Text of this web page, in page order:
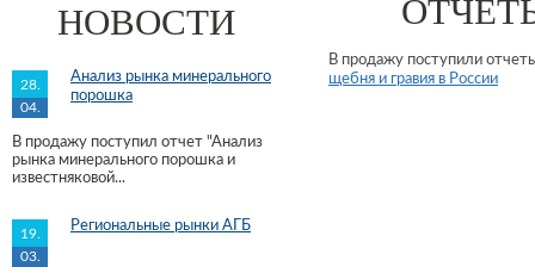
НОВОСТИ
28.
04.
Анализ рынка минерального
порошка
В продажу поступил отчет "Анализ
рынка минерального порошка и
известняковой...
19.
03.
Региональные рынки АГБ
В продажу поступили
щебня и гравия в России